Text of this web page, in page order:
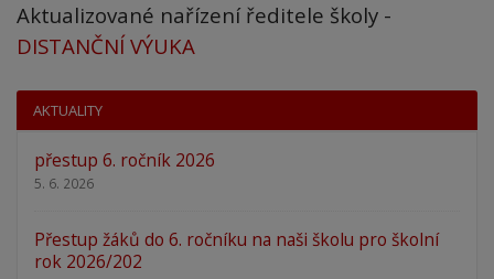
Aktualizované nařízení ředitele školy -
DISTANČNÍ VÝUKA
AKTUALITY
přestup 6. ročník 2026
5. 6. 2026
Přestup žáků do 6. ročníku na naši školu pro školní
rok 2026/202